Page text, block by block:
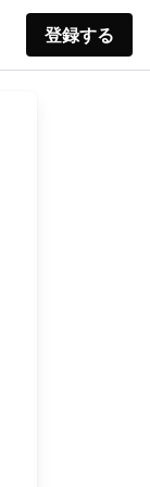
登録する